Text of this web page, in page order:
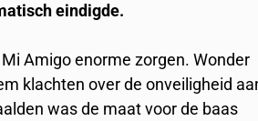
eindigde.
Amigo enorme zorgen. Wonder
klachten over de onveiligheid
was de maat voor de baas